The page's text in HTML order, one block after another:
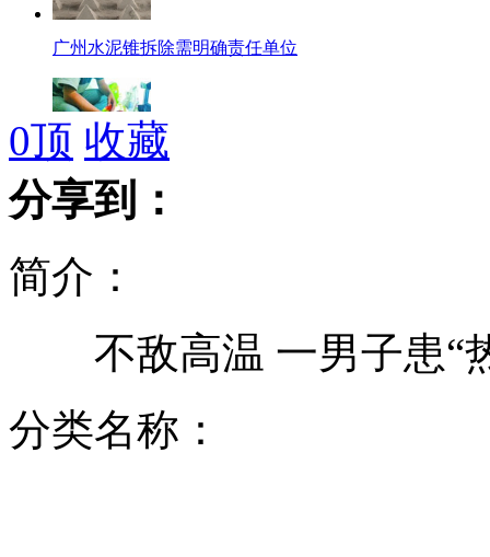
广州水泥锥拆除需明确责任单位
小偷偷吃高科技桃子 13年科研成果被毁
偷走百斤保险箱 打开只有13元
0顶 收藏
分享到：
简介：
不敌高温 一男子患“
分类名称：